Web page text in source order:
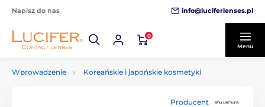
Napisz do nas info@luciferlenses.pl
0
Menu
Wprowadzenie Koreańskie i japońskie kosmetyki
Producent